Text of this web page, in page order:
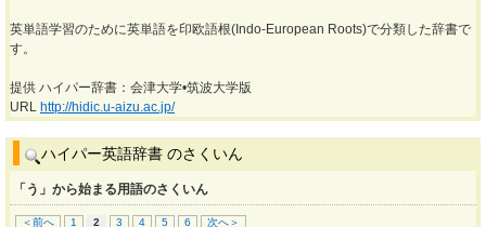
英単語学習のために英単語を印欧語根(Indo-European Roots)で分類した辞書で
す。
提供 ハイパー辞書：会津大学•筑波大学版
URL http://hidic.u-aizu.ac.jp/
ハイパー英語辞書 のさくいん
「う」から始まる用語のさくいん
＜前へ 1 2 3 4 5 6 次へ＞